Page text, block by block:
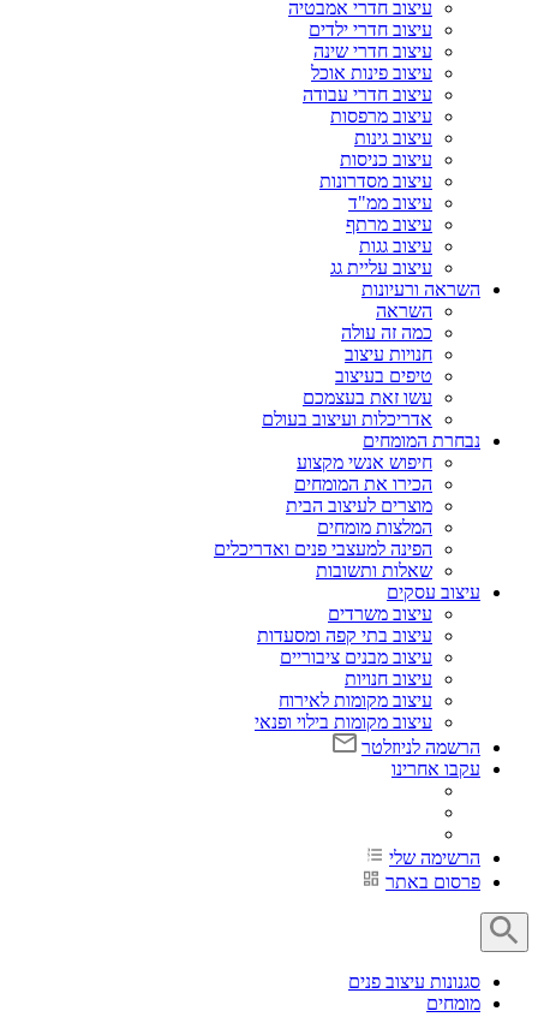
עיצוב חדרי אמבטיה
עיצוב חדרי ילדים
עיצוב חדרי שינה
עיצוב פינות אוכל
עיצוב חדרי עבודה
עיצוב מרפסות
עיצוב גינות
עיצוב כניסות
עיצוב מסדרונות
עיצוב ממ"ד
עיצוב מרתף
עיצוב גגות
עיצוב עליית גג
השראה ורעיונות
השראה
כמה זה עולה
חנויות עיצוב
טיפים בעיצוב
עשו זאת בעצמכם
אדריכלות ועיצוב בעולם
נבחרת המומחים
חיפוש אנשי מקצוע
הכירו את המומחים
מוצרים לעיצוב הבית
המלצות מומחים
הפינה למעצבי פנים ואדריכלים
שאלות ותשובות
עיצוב עסקים
עיצוב משרדים
עיצוב בתי קפה ומסעדות
עיצוב מבנים ציבוריים
עיצוב חנויות
עיצוב מקומות לאירוח
עיצוב מקומות בילוי ופנאי
הרשמה לניוזלטר
עקבו אחרינו
הרשימה שלי
פרסום באתר
סגנונות עיצוב פנים
מומחים